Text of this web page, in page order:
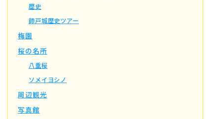
歴史
師戸城歴史ツアー
梅園
桜の名所
八重桜
ソメイヨシノ
周辺観光
写真館